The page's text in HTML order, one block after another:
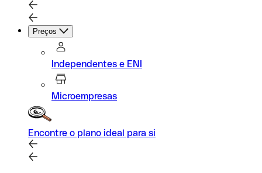
Preços
Independentes e ENI
Microempresas
Encontre o plano ideal para si